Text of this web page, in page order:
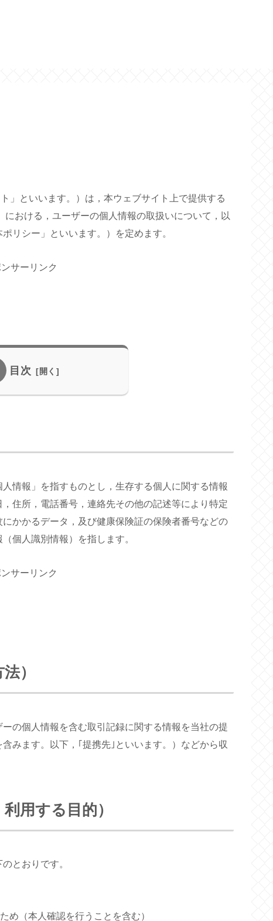
」といいます。）は，本ウェブサイト上で提供する
おける，ユーザーの個人情報の取扱いについて，以
リシー」といいます。）を定めます。
サーリンク
目次
情報」を指すものとし，生存する個人に関する情報
住所，電話番号，連絡先その他の記述等により特定
かかるデータ，及び健康保険証の保険者番号などの
個人識別情報）を指します。
サーリンク
）
の個人情報を含む取引記録に関する情報を当社の提
みます。以下，｢提携先｣といいます。）などから収
用する目的）
とおりです。
め（本人確認を行うことを含む）